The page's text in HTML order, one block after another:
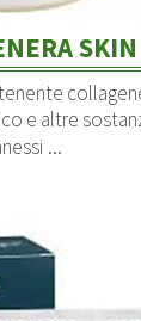
SKIN
e altre
...